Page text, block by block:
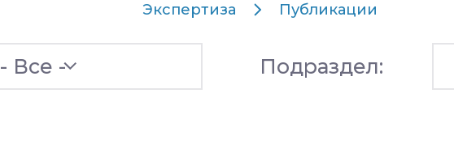
Экспертиза Публикации
- Все - Подраздел: